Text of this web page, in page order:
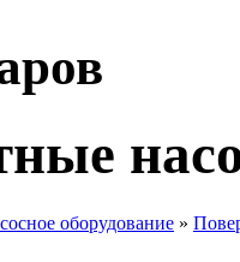
оборудование »